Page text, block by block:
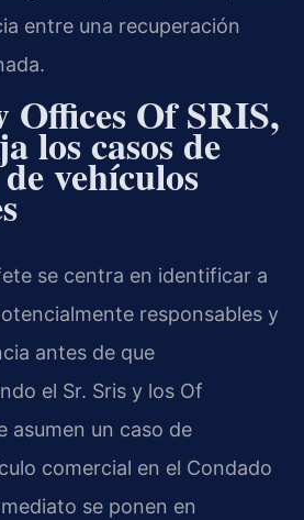
entre una recuperación
Offices Of SRIS,
los casos de
vehículos
se centra en identificar a
responsables y
antes de que
el Sr. Sris y los Of
asumen un caso de
comercial en el Condado
se ponen en